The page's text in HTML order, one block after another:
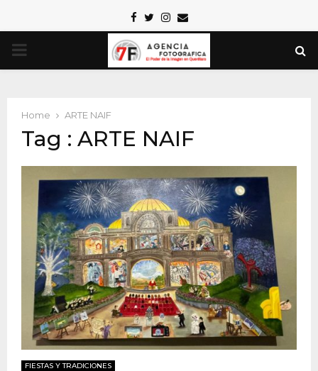
Facebook
TwitterInstagram
Email
PRIMARY
Home ARTE NAIF
Tag : ARTE NAIF
FIESTAS Y TRADICIONES